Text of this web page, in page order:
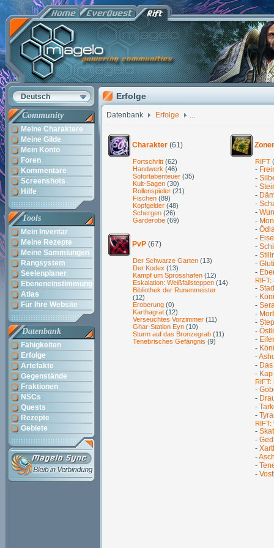
Deutsch
Community
Meine Charaktere
Meine Gilde
Mein Konto
Foren
Kommentare
Screenshots
Hilfe
Tools
Mein Inventar
Meine Rezepte
Meine Sammlungen
Rangsystem
Seelenplaner
Ebeneneinstimmung
Atlas
Für Ihre Website
Datenbank
Fähigkeiten
Erfolge
Artefakte
Gegenstände
Fraktionen
NSCs
Quests
Rezepte
Gebiete
Erfolge
Datenbank Erfolge ...
Charakter (61)
Fortschritt (62)
Handwerk (46)
Sofortabenteuer (35)
Kult-Sagen (30)
Rollenspieler (21)
Fischen (89)
Kopfgelder (48)
Schergen (26)
Garderobe (69)
PvP (67)
Der Schwarze Garten (13)
Der Kodex (13)
Kampf um Sprosshafen (12)
Eskalation: Weißfallsteppen (14)
Bibliothek der Runenmeister
(12)
Eroberung (0)
Karthagrat (12)
Verseuchtes Vorzimmer (11)
Ghar-Station Eyn (10)
Sturm auf das Bronzegrab (11)
Tenebrisches Gefängnis (9)
RIFT
-
-
-
-
-
-
-
-
-
-
-
-
-
RIFT:
-
-
-
-
-
-
-
-
-
-
-
RIFT:
-
-
-
-
RIFT:
-
-
-
-
-
-